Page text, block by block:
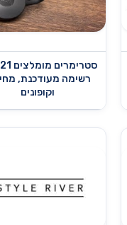
רשימה מעודכנת,
וקופונים